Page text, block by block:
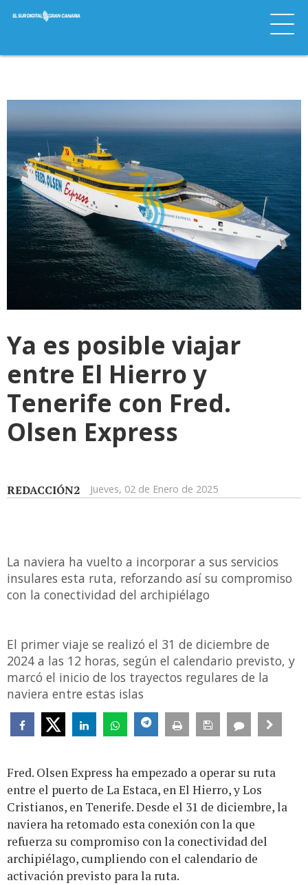
Ya es posible viajar
entre El Hierro y
Tenerife con Fred.
Olsen Express
REDACCIÓN2 Jueves, 02 de Enero de 2025
La naviera ha vuelto a incorporar a sus servicios
insulares esta ruta, reforzando así su compromiso
con la conectividad del archipiélago
El primer viaje se realizó el 31 de diciembre de
2024 a las 12 horas, según el calendario previsto, y
marcó el inicio de los trayectos regulares de la
naviera entre estas islas
Fred. Olsen Express ha empezado a operar su ruta
entre el puerto de La Estaca, en El Hierro, y Los
Cristianos, en Tenerife. Desde el 31 de diciembre, la
naviera ha retomado esta conexión con la que
refuerza su compromiso con la conectividad del
archipiélago, cumpliendo con el calendario de
activación previsto para la ruta.